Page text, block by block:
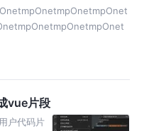
vue片段
户代码片